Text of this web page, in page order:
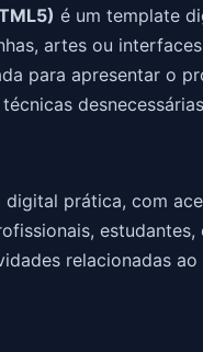
é um template
artes ou
para apresentar o
prática, com
estudantes,
relacionadas ao